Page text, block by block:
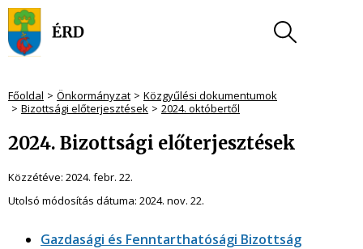
Főoldal Önkormányzat
Közgyűlési dokumentumok
Bizottsági előterjesztések
2024. októbertől
2024. Bizottsági előterjesztések
Közzétéve: 2024. febr. 22.
Utolsó módosítás dátuma: 2024. nov. 22.
Gazdasági és Fenntarthatósági Bizottság